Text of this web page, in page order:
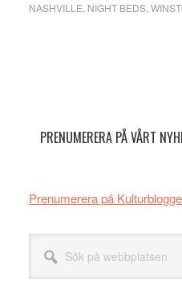
NASHVILLE NIGHT BEDS,
PRENUMERERA PÅ VÅRT
Prenumerera på
webbplatsen